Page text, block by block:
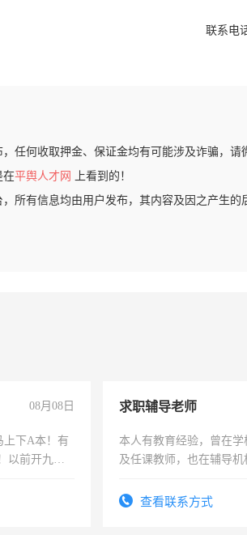
联系电
任何收取押金、保证金均有可能涉及诈骗，请
在平舆人才网
上看到的！
所有信息均由用户发布，其内容及因之产生的
08月08日
上下A本！有
以前开九米
求职辅导老师
本人有教育经验，曾在
及任课教师，也在辅导机
查看联系方式